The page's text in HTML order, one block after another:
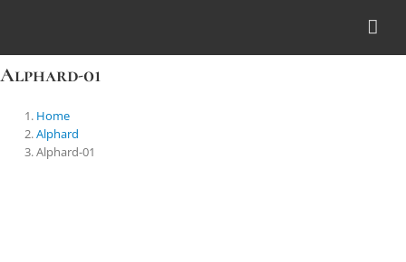
Alphard-01
Home
Alphard
Alphard-01